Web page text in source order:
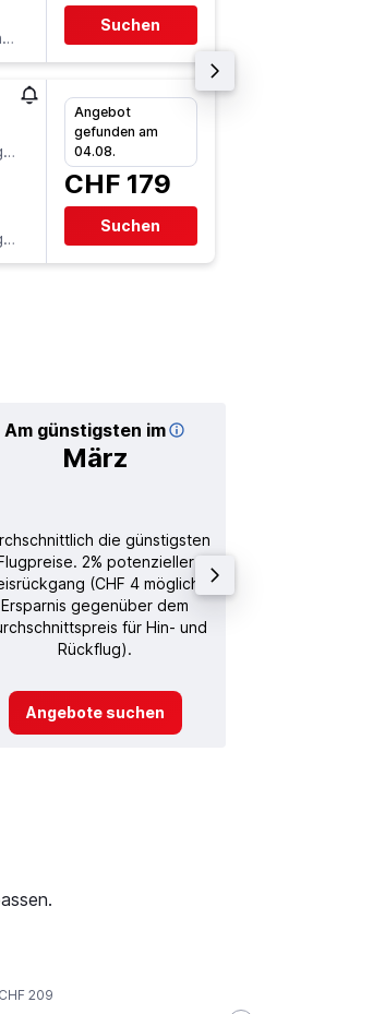
Suchen
Angebot
gefunden am
04.08.
CHF 179
Suchen
Am günstigsten im
März
die günstigsten
2% potenzieller
(CHF 4 mögliche
Ersparnis gegenüber dem
für Hin- und
Rückflug).
Angebote suchen
209